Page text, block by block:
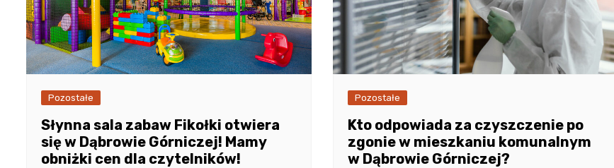
Pozostałe
Słynna sala zabaw Fikołki otwiera
się w Dąbrowie Górniczej! Mamy
obniżki cen dla czytelników!
Pozostałe
Kto odpowiada za czyszczenie po
zgonie w mieszkaniu komunalnym
w Dąbrowie Górniczej?